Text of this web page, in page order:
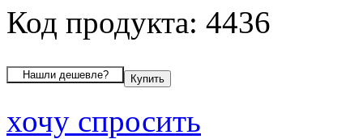
Код продукта: 4436
хочу спросить